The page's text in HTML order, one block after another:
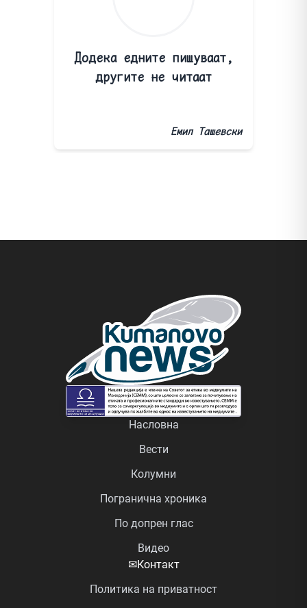
Додека едните пишуваат,
другите не читаат
Емил Ташевски
Насловна
Вести
Колумни
Погранична хроника
По допрен глас
Видео
✉Контакт
Политика на приватност